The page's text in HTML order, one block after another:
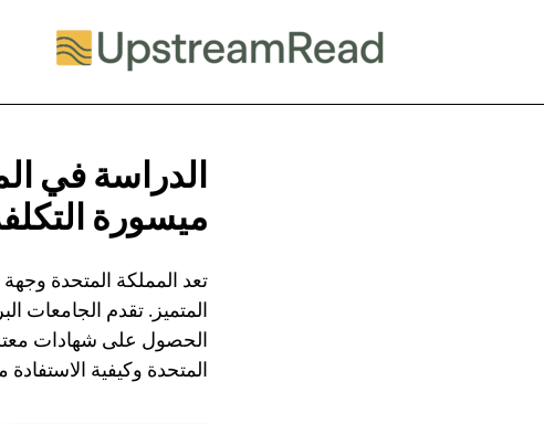
الدراسة في
ميسورة
تعد المملكة المتحدة
المتميز. تقدم الجامعات
الحصول على شهادات
المتحدة وكيفية الاستفادة